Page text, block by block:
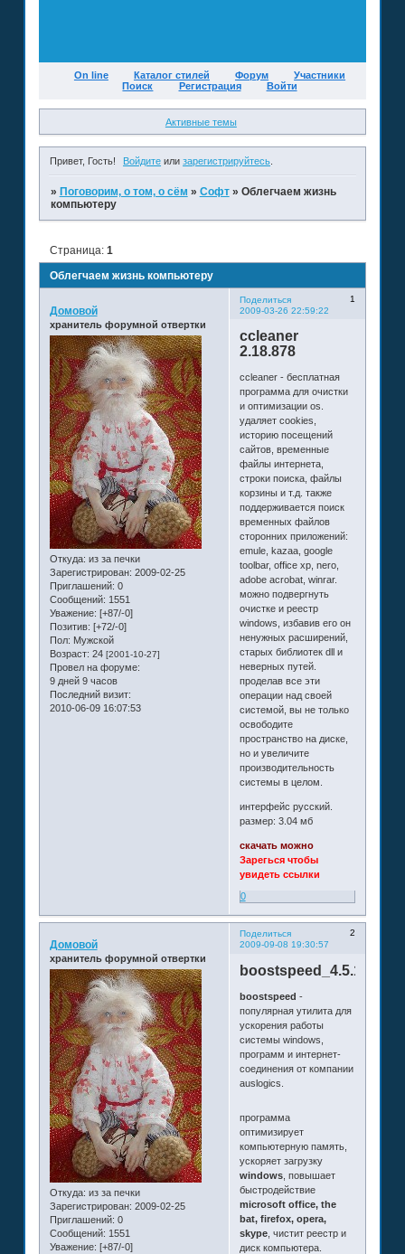
On line Каталог стилей Форум
Участники
Поиск
Регистрация Войти
Активные темы
Привет, Гость! Войдите илизарегистрируйтесь
» Поговорим, о том, о сём » Софт » Облегчаем жизнь
компьютеру
Облегчаем жизнь компьютеру
Страница: 1
Поделиться
1
2009-03-26 22:59:22
Домовой
хранитель форумной отвертки
Откуда: из за печки
Зарегистрирован: 2009-02-25
Приглашений: 0
Сообщений: 1551
Уважение: [+87/-0]
Позитив: [+72/-0]
Пол: Мужской
Возраст: 24 [2001-10-27]
Провел на форуме:
9 дней 9 часов
Последний визит:
2010-06-09 16:07:53
ccleaner
2.18.878
ccleaner - бесплатная
программа для очистки
и оптимизации os.
удаляет cookies,
историю посещений
сайтов, временные
файлы интернета,
строки поиска, файлы
корзины и т.д. также
поддерживается поиск
временных файлов
сторонних приложений:
emule, kazaa, google
toolbar, office xp, nero,
adobe acrobat, winrar.
можно подвергнуть
очистке и реестр
windows, избавив его он
ненужных расширений,
старых библиотек dll и
неверных путей.
проделав все эти
операции над своей
системой, вы не только
освободите
пространство на диске,
но и увеличите
производительность
системы в целом.
интерфейс русский.
размер: 3.04 мб
скачать можно
Зарегься чтобы
увидеть ссылки
0
Поделиться
2
2009-09-08 19:30:57
Домовой
хранитель форумной отвертки
Откуда: из за печки
Зарегистрирован: 2009-02-25
Приглашений: 0
Сообщений: 1551
Уважение: [+87/-0]
boostspeed_4.5.14.265
boostspeed -
популярная утилита для
ускорения работы
системы windows,
программ и интернет-
соединения от компании
auslogics.
программа
оптимизирует
компьютерную память,
ускоряет загрузку
windows, повышает
быстродействие
microsoft office, the
bat, firefox, opera,
skype, чистит реестр и
диск компьютера.